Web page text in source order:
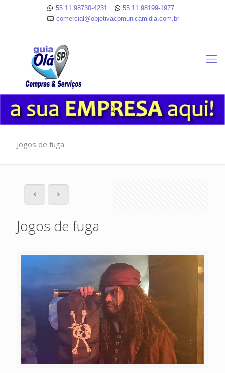
55 11 98730-4231
55 11 98199-1977
comercial@objetivacomunicamidia.com.br
Jogos de fuga
Jogos de fuga